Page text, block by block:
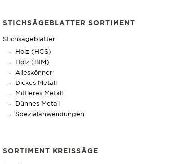
STICHSÄGEBLATTER SORTIMENT
Stichsägeblatter
Holz (HCS)
Holz (BIM)
Alleskönner
Dickes Metall
Mittleres Metall
Dünnes Metall
Spezialanwendungen
SORTIMENT KREISSÄGE